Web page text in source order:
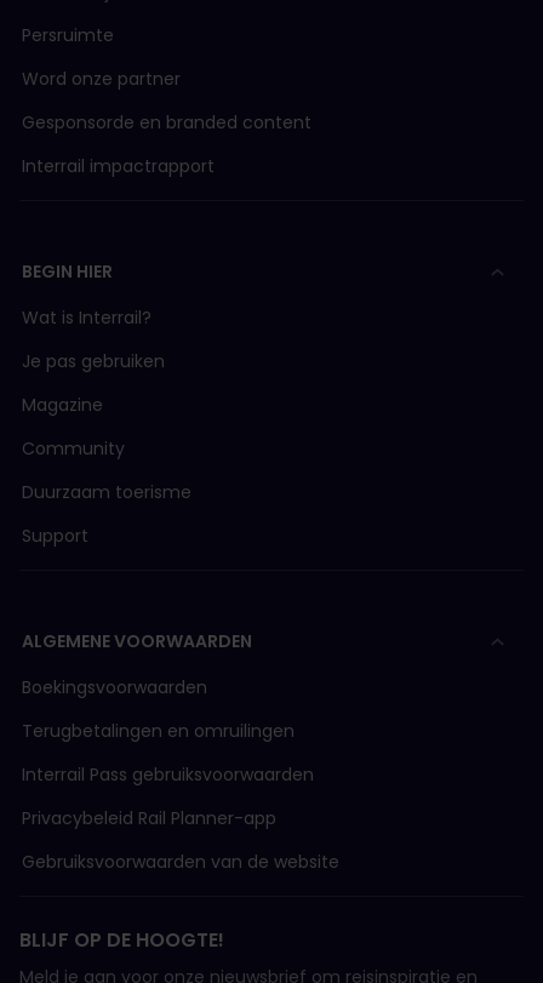
Persruimte
Word onze partner
Gesponsorde en branded content
Interrail impactrapport
BEGIN HIER
Wat is Interrail?
Je pas gebruiken
Magazine
Community
Duurzaam toerisme
Support
ALGEMENE VOORWAARDEN
Boekingsvoorwaarden
Terugbetalingen en omruilingen
Interrail Pass gebruiksvoorwaarden
Privacybeleid Rail Planner-app
Gebruiksvoorwaarden van de website
BLIJF OP DE HOOGTE!
Meld je aan voor onze nieuwsbrief om reisinspiratie en